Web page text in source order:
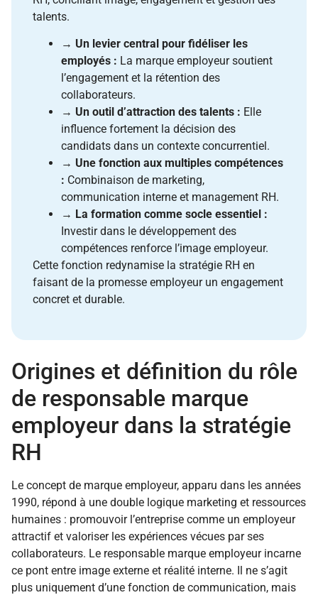
talents.
→ Un levier central pour fidéliser les
employés : La marque employeur soutient
l’engagement et la rétention des
collaborateurs.
→ Un outil d’attraction des talents : Elle
influence fortement la décision des
candidats dans un contexte concurrentiel.
→ Une fonction aux multiples compétences
: Combinaison de marketing,
communication interne et management RH.
→ La formation comme socle essentiel :
Investir dans le développement des
compétences renforce l’image employeur.
Cette fonction redynamise la stratégie RH en
faisant de la promesse employeur un engagement
concret et durable.
Origines et définition du rôle
de responsable marque
employeur dans la stratégie
RH
Le concept de marque employeur, apparu dans les années
1990, répond à une double logique marketing et ressources
humaines : promouvoir l’entreprise comme un employeur
attractif et valoriser les expériences vécues par ses
collaborateurs. Le responsable marque employeur incarne
ce pont entre image externe et réalité interne. Il ne s’agit
plus uniquement d’une fonction de communication, mais